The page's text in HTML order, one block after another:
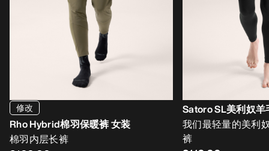
修改
Rho Hybrid棉羽保暖裤 女装
棉羽内层长裤
Satoro SL美利奴羊
我们最轻量的美利
裤